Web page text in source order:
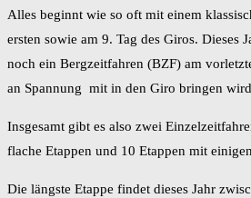
Alles beginnt wie so oft mit einem
ersten sowie am 9. Tag des Giros. Dieses
noch ein Bergzeitfahren (BZF) am
an Spannung mit in den Giro bringen
Insgesamt gibt es also zwei
flache Etappen und 10 Etappen mit
Die längste Etappe findet dieses Jahr